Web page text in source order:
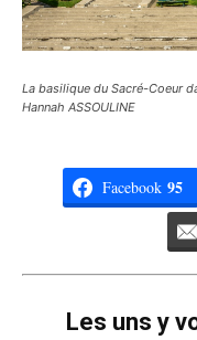
La basilique du Sacré-Coeur
Hannah ASSOULINE
Facebook 95
Les uns y